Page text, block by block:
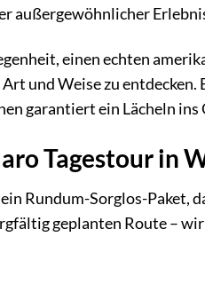
außergewöhnlicher
einen echten
und Weise zu
garantiert ein Lächeln ins
Tagestour in
Rundum-Sorglos-Paket,
geplanten Route –